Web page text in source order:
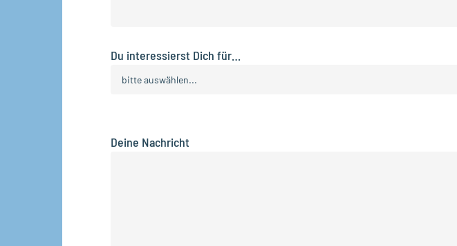
Du interessierst Dich für…
Deine Nachricht